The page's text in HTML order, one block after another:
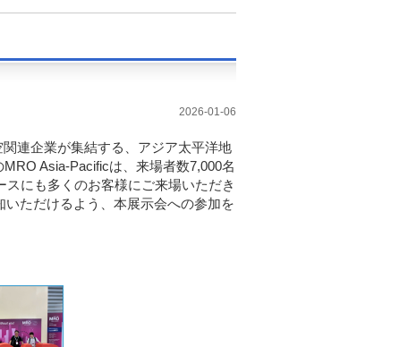
2026-01-06
連企業が集結する、アジア太平洋地
Asia-Pacificは、来場者数7,000名
にも多くのお客様にご来場いただき
ただけるよう、本展示会への参加を